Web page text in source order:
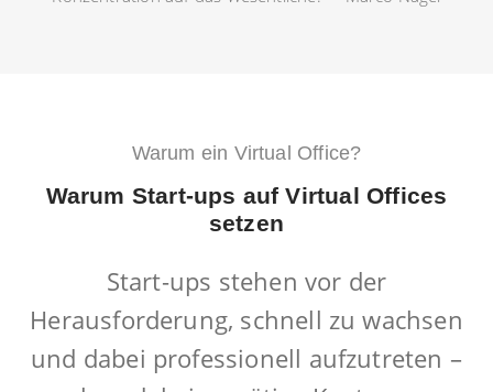
Warum ein Virtual Office?
Warum Start-ups auf Virtual Offices
setzen
Start-ups stehen vor der
Herausforderung, schnell zu wachsen
und dabei professionell aufzutreten –